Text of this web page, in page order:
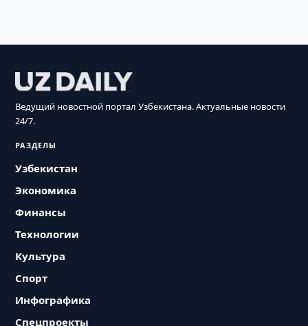
Ведущий новостной портал Узбекистана. Актуальные новости
24/7.
РАЗДЕЛЫ
Узбекистан
Экономика
Финансы
Технологии
Культура
Спорт
Инфографика
Спецпроекты